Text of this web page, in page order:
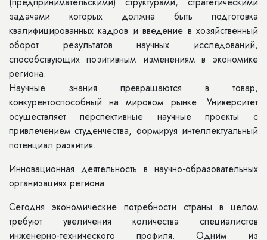
задачами которых должна быть подготовка
квалифицированных кадров и введение в хозяйственный
оборот результатов научных исследований,
способствующих позитивным изменениям в экономике
региона.
Научные знания превращаются в товар,
конкурентоспособный на мировом рынке. Университет
осуществляет перспективные научные проекты с
привлечением студенчества, формируя интеллектуальный
потенциал развития.
Инновационная деятельность в научно-образовательных
организациях региона
Сегодня экономические потребности страны в целом
требуют увеличения количества специалистов
инженерно-технического профиля. Одним из